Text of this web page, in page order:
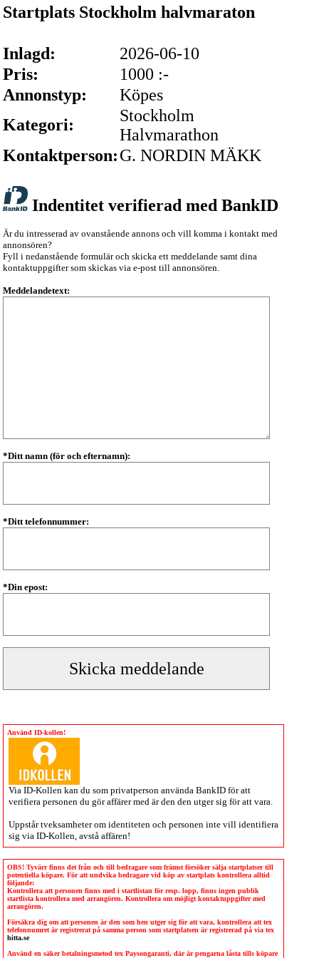
Startplats Stockholm halvmaraton
Inlagd:
2026-06-10
Pris:
1000 :-
Annonstyp:
Köpes
Kategori:
Stockholm
Halvmarathon
Kontaktperson:G. NORDIN MÄKK
Indentitet verifierad med BankID
Är du intresserad av ovanstående annons och vill komma i kontakt med
annonsören?
Fyll i nedanstående formulär och skicka ett meddelande samt dina
kontaktuppgifter som skickas via e-post till annonsören.
Meddelandetext:
*Ditt namn (för och efternamn):
*Ditt telefonnummer:
*Din epost:
Använd ID-kollen!
Via ID-Kollen kan du som privatperson använda BankID för att
verifiera personen du gör affärer med är den den utger sig för att vara.
Uppstår tveksamheter om identiteten och personen inte vill identifiera
sig via ID-Kollen , avstå affären!
OBS! Tyvärr finns det från och till bedragare som främst försöker sälja startplatser till
potentiella köpare. För att undvika bedragare vid köp av startplats kontrollera alltid
följande:
Kontrollera att personen finns med i startlistan för resp. lopp, finns ingen publik
startlista kontrollera med arrangören. Kontrollera om möjligt kontaktuppgifter med
arrangören.
Försäkra dig om att personen är den som hen utger sig för att vara, kontrollera att tex
telefonnumret är registrerat på samma person som startplatsen är registrerad på via tex
hitta.se
Använd en säker betalningsmetod tex Paysongaranti, där är pengarna låsta tills köpare